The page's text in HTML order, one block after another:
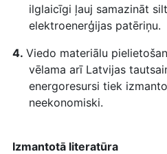
ilglaicīgi ļauj samazināt
elektroenerģijas patēriņu.
4. Viedo materiālu
vēlama arī Latvijas
energoresursi tiek
neekonomiski.
Izmantotā literatūra